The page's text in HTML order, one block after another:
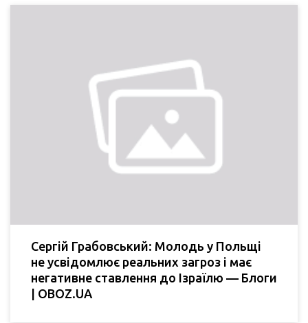
Сергій Грабовський: Молодь у Польщі
не усвідомлює реальних загроз і має
негативне ставлення до Ізраїлю — Блоги
| OBOZ.UA